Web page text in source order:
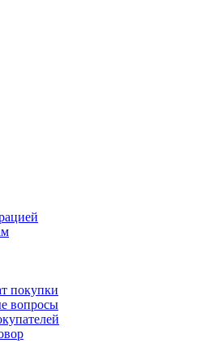
покупки
вопросы